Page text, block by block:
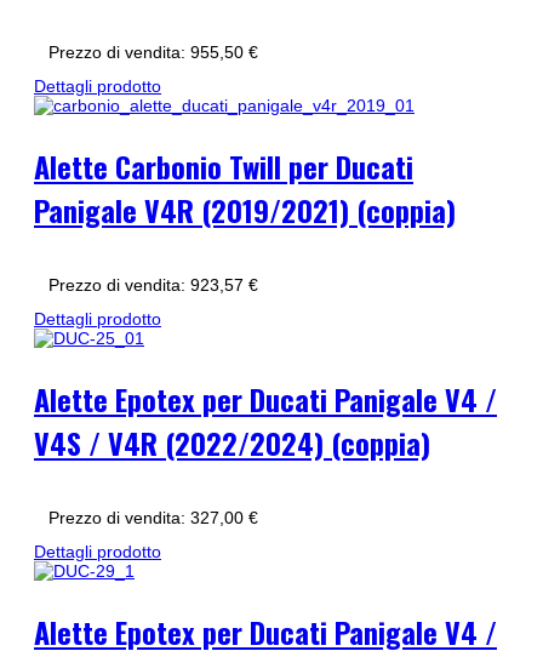
Prezzo di vendita: 955,50 €
Dettagli prodotto
Alette Carbonio Twill per Ducati
Panigale V4R (2019/2021) (coppia)
Prezzo di vendita: 923,57 €
Dettagli prodotto
Alette Epotex per Ducati Panigale V4 /
V4S / V4R (2022/2024) (coppia)
Prezzo di vendita: 327,00 €
Dettagli prodotto
Alette Epotex per Ducati Panigale V4 /